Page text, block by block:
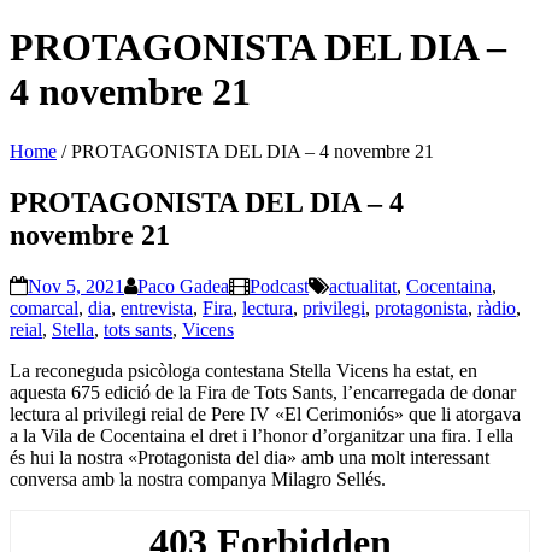
PROTAGONISTA DEL DIA –
4 novembre 21
Home /PROTAGONISTA DEL DIA – 4 novembre 21
PROTAGONISTA DEL DIA – 4
novembre 21
Nov 5, 2021 Paco Gadea Podcast actualitat, Cocentaina,
comarcal, dia, entrevista, Fira, lectura, privilegi, protagonista, ràdio,
reial, Stella, tots sants, Vicens
La reconeguda psicòloga contestana Stella Vicens ha estat, en
aquesta 675 edició de la Fira de Tots Sants, l’encarregada de donar
lectura al privilegi reial de Pere IV «El Cerimoniós» que li atorgava
a la Vila de Cocentaina el dret i l’honor d’organitzar una fira. I ella
és hui la nostra «Protagonista del dia» amb una molt interessant
conversa amb la nostra companya Milagro Sellés.